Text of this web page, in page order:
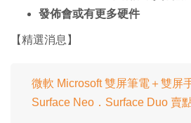
發佈會或有更多硬件
【精選消息】
微軟 Microsoft 雙屏筆電＋雙屏
Surface Neo．Surface Duo 賣